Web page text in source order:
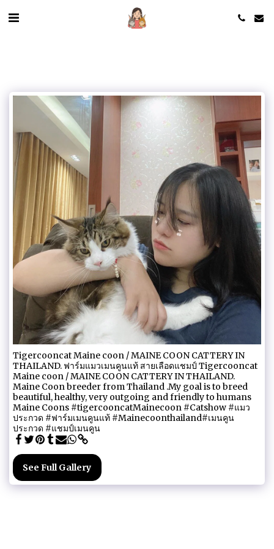
Tigercooncat Maine coon / MAINE COON CATTERY IN
THAILAND. ฟาร์มแมวเมนคูนแท้ สายเลือดแชมป์ Tigercooncat
Maine coon / MAINE COON CATTERY IN THAILAND.
Maine Coon breeder from Thailand .My goal is to breed
beautiful, healthy, very outgoing and friendly to humans
Maine Coons #tigercooncatMainecoon #Catshow #แมว
ประกวด #ฟาร์มเมนคูนแท้ #Mainecoonthailand#เมนคูน
ประกวด #แชมป์เมนคูน
See Full Gallery